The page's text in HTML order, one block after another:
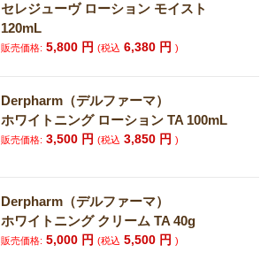
セレジューヴ ローション モイスト
120mL
販売価格: 5,800 円(税込 6,380 円)
Derpharm（デルファーマ）
ホワイトニング ローション TA 100mL
販売価格: 3,500 円(税込 3,850 円)
Derpharm（デルファーマ）
ホワイトニング クリーム TA 40g
販売価格: 5,000 円(税込 5,500 円)